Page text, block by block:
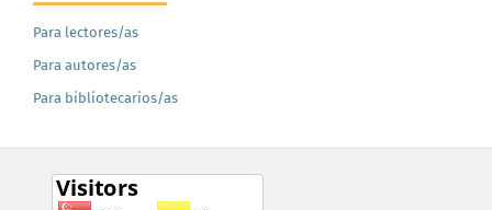
Para lectores/as
Para autores/as
Para bibliotecarios/as